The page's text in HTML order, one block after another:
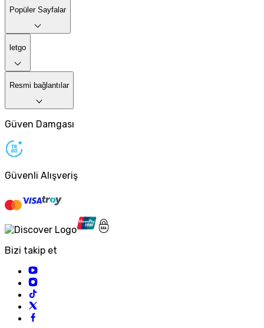
Popüler Sayfalar
letgo
Resmi bağlantılar
Güven Damgası
Güvenli Alışveriş
Bizi takip et